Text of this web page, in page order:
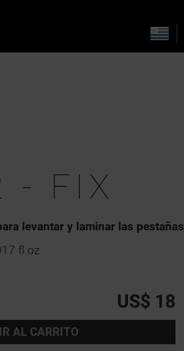
- FIX
levantar y laminar las pestañas
fl oz
US$ 18
AL CARRITO